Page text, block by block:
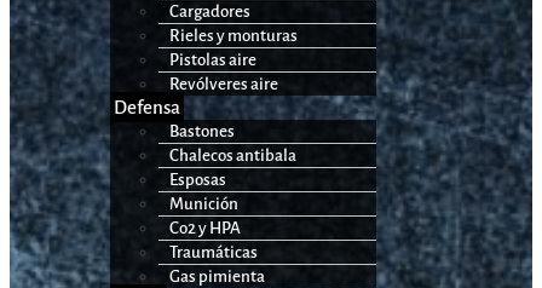
Cargadores
Rieles y monturas
Pistolas aire
Revólveres aire
Defensa
Bastones
Chalecos antibala
Esposas
Munición
Co2 y HPA
Traumáticas
Gas pimienta